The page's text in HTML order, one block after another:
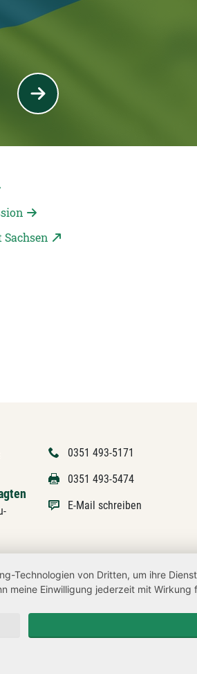
0351 493-5171
0351 493-5474
E-Mail schreiben
Technologien von Dritten, um ihre
meine Einwilligung jederzeit mit